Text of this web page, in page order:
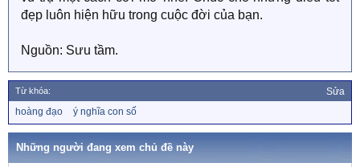
đẹp luôn hiện hữu trong cuộc đời của bạn.
Nguồn: Sưu tầm.
Từ khóa: Sửa
ừ
k
hoàng đạo ý nghĩa con số
Những người đang xem chủ đề này